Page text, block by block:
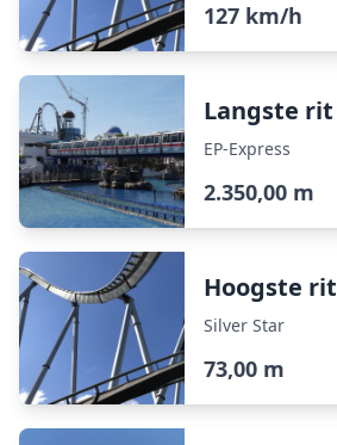
127 km/h
Langste rit
EP-Express
2.350,00 m
Hoogste rit
Silver Star
73,00 m